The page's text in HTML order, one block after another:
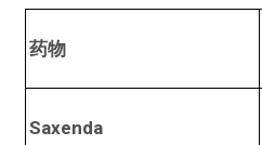
药物
Saxenda